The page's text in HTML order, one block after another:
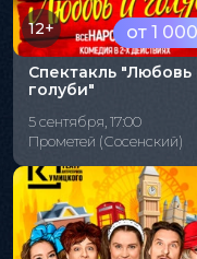
от 1
12+
Спектакль "Любовь
голуби"
5 сентября, 17:00
Прометей (Сосенский)